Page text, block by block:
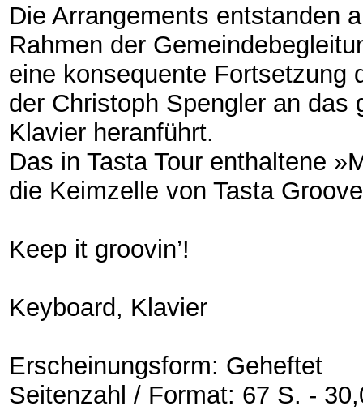
Die Arrangements entstanden
Rahmen der
eine konsequente Fortsetzung
der Christoph Spengler an das
Klavier heranführt.
Das in Tasta Tour enthaltene
die Keimzelle von Tasta
Keep it groovin’!
Keyboard, Klavier
Erscheinungsform: Geheftet
Seitenzahl / Format: 67 S. -